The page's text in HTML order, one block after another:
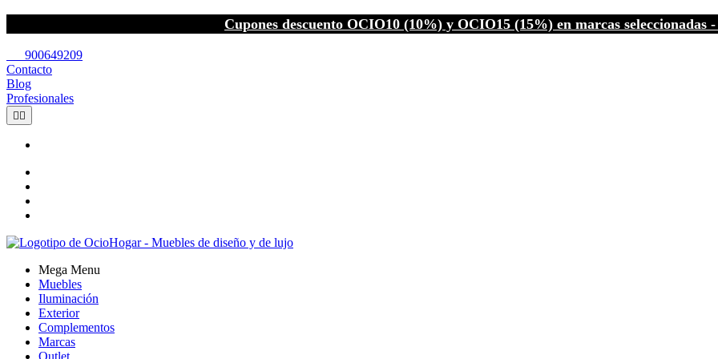
Cupones descuento OCIO10 (10%) y OCIO15 (15%) en marcas seleccionadas
900649209
Contacto
Blog
Profesionales
 
Mega Menu
Muebles
Iluminación
Exterior
Complementos
Marcas
Outlet